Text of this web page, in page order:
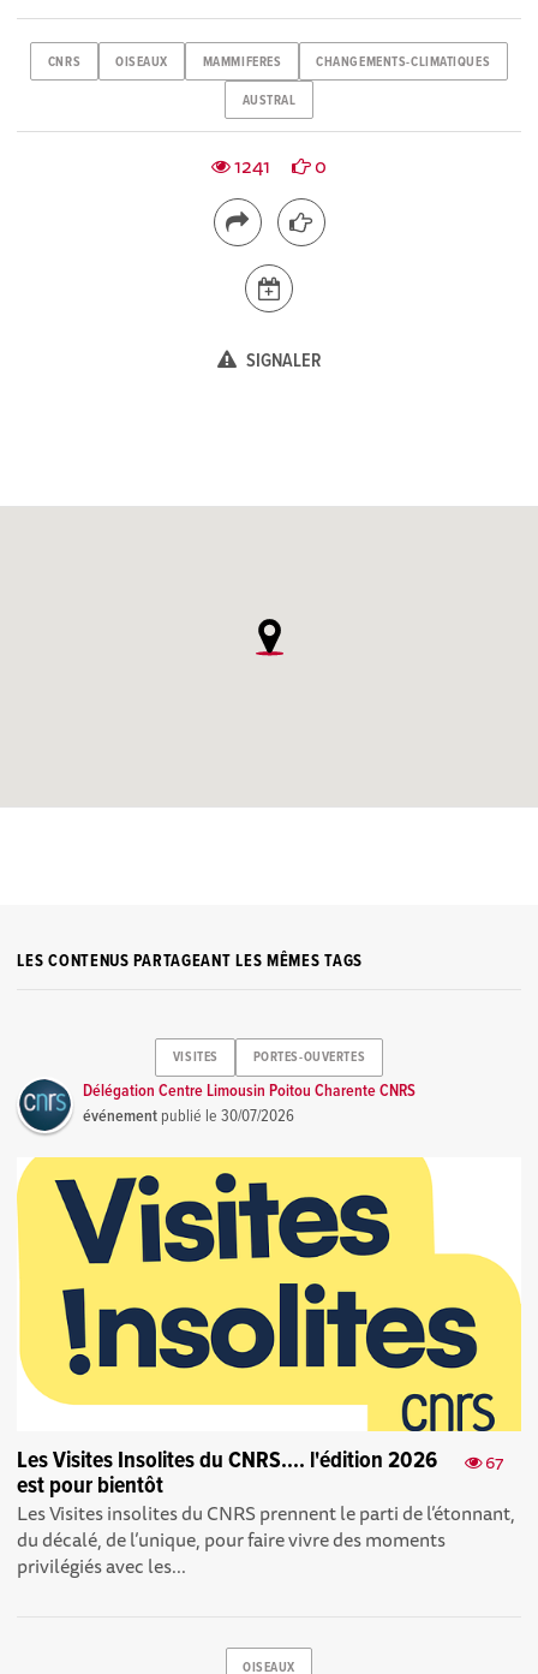
CNRS OISEAUX MAMMIFERES CHANGEMENTS-CLIMATIQUES
AUSTRAL
1241 0
SIGNALER
LES CONTENUS PARTAGEANT LES MÊMES TAGS
VISITES PORTES-OUVERTES
Délégation Centre Limousin Poitou Charente CNRS
événement publié le30/07/2026
67
Les Visites Insolites du CNRS.... l'édition 2026
est pour bientôt
Les Visites insolites du CNRS prennent le parti de l’étonnant,
du décalé, de l’unique, pour faire vivre des moments
privilégiés avec les...
OISEAUX